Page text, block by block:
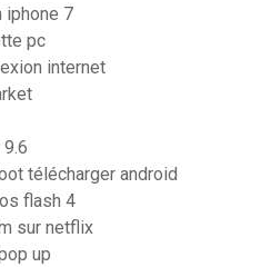
iphone 7
pc
internet
télécharger android
flash 4
sur netflix
up